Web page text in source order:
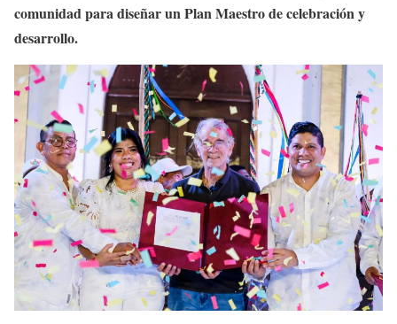
comunidad para diseñar un Plan Maestro de celebración y
desarrollo.